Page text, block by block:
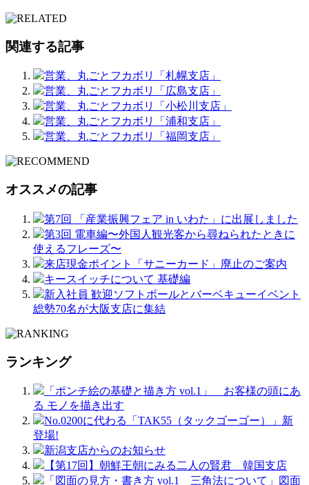
関連する記事
営業、丸ごとフカボリ「札幌支店」
営業、丸ごとフカボリ「広島支店」
営業、丸ごとフカボリ「小松川支店」
営業、丸ごとフカボリ「浦和支店」
営業、丸ごとフカボリ「福岡支店」
オススメの記事
第7回 「産業振興フェア in いわた」に出展しました
第3回 電車編〜外国人観光客から尋ねられたときに
使えるフレーズ〜
来店現金ポイント「サニーカード」廃止のご案内
キースイッチについて 基礎編
新入社員 歓迎ソフトボールとバーベキューイベント
総勢70名が大阪支店に集結
ランキング
「ポンチ絵の基礎と描き方 vol.1」 お客様の頭にあ
る モノを描き出す
No.0200に代わる「TAK55（タックゴーゴー）」新
登場!
新潟支店からのお知らせ
【第17回】朝鮮王朝にみる二人の賢君 韓国支店
「図面の見方・書き方 vol.1 三角法について」図面